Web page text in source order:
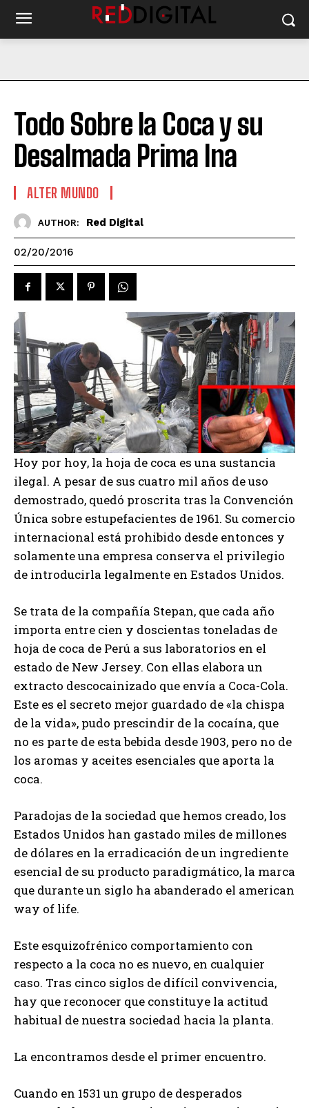
Todo Sobre la Coca y su
Desalmada Prima Ina
ALTER MUNDO
AUTHOR: Red Digital
02/20/2016
Hoy por hoy, la hoja de coca es una sustancia
ilegal. A pesar de sus cuatro mil años de uso
demostrado, quedó proscrita tras la Convención
Única sobre estupefacientes de 1961. Su comercio
internacional está prohibido desde entonces y
solamente una empresa conserva el privilegio
de introducirla legalmente en Estados Unidos.
Se trata de la compañía Stepan, que cada año
importa entre cien y doscientas toneladas de
hoja de coca de Perú a sus laboratorios en el
estado de New Jersey. Con ellas elabora un
extracto descocainizado que envía a Coca-Cola.
Este es el secreto mejor guardado de «la chispa
de la vida», pudo prescindir de la cocaína, que
no es parte de esta bebida desde 1903, pero no de
los aromas y aceites esenciales que aporta la
coca.
Paradojas de la sociedad que hemos creado, los
Estados Unidos han gastado miles de millones
de dólares en la erradicación de un ingrediente
esencial de su producto paradigmático, la marca
que durante un siglo ha abanderado el american
way of life.
Este esquizofrénico comportamiento con
respecto a la coca no es nuevo, en cualquier
caso. Tras cinco siglos de difícil convivencia,
hay que reconocer que constituye la actitud
habitual de nuestra sociedad hacia la planta.
La encontramos desde el primer encuentro.
Cuando en 1531 un grupo de desperados